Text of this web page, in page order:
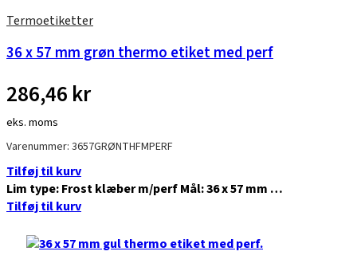
Termoetiketter
36 x 57 mm grøn thermo etiket med perf
286,46 kr
eks. moms
Varenummer: 3657GRØNTHFMPERF
Tilføj til kurv
Lim type: Frost klæber m/perf Mål: 36 x 57 mm …
Tilføj til kurv